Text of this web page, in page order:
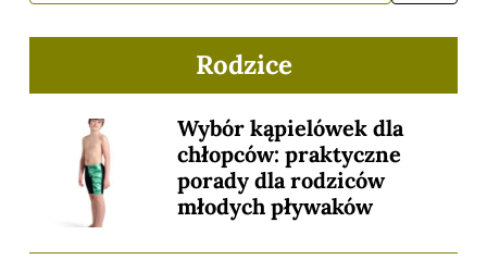
Rodzice
Wybór kąpielówek dla
chłopców: praktyczne
porady dla rodziców
młodych pływaków